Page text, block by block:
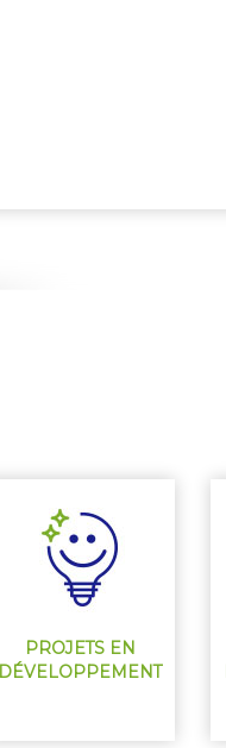
PROJETS EN
DÉVELOPPEMENT